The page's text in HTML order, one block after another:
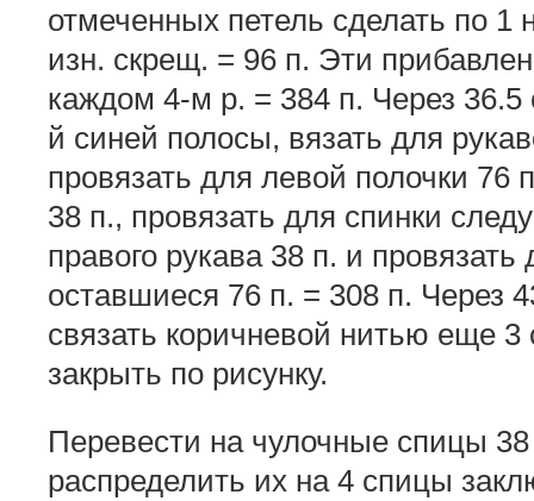
отмеченных петель сделать по 1
изн. скрещ. = 96 п. Эти
каждом 4-м р. = 384 п. Через
й синей полосы, вязать для
провязать для левой полочки 76
38 п., провязать для спинки
правого рукава 38 п. и
оставшиеся 76 п. = 308 п. Через
связать коричневой нитью еще 3
закрыть по рисунку.
Перевести на чулочные спицы
распределить их на 4 спицы